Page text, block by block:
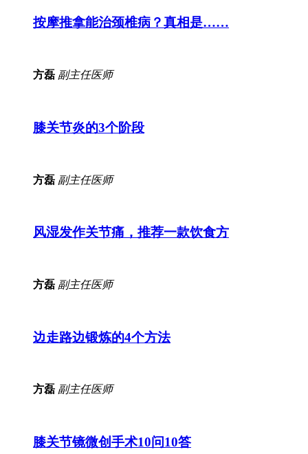
按摩推拿能治颈椎病？真相是……
方磊 副主任医师
膝关节炎的3个阶段
方磊 副主任医师
风湿发作关节痛，推荐一款饮食方
方磊 副主任医师
边走路边锻炼的4个方法
方磊 副主任医师
膝关节镜微创手术10问10答